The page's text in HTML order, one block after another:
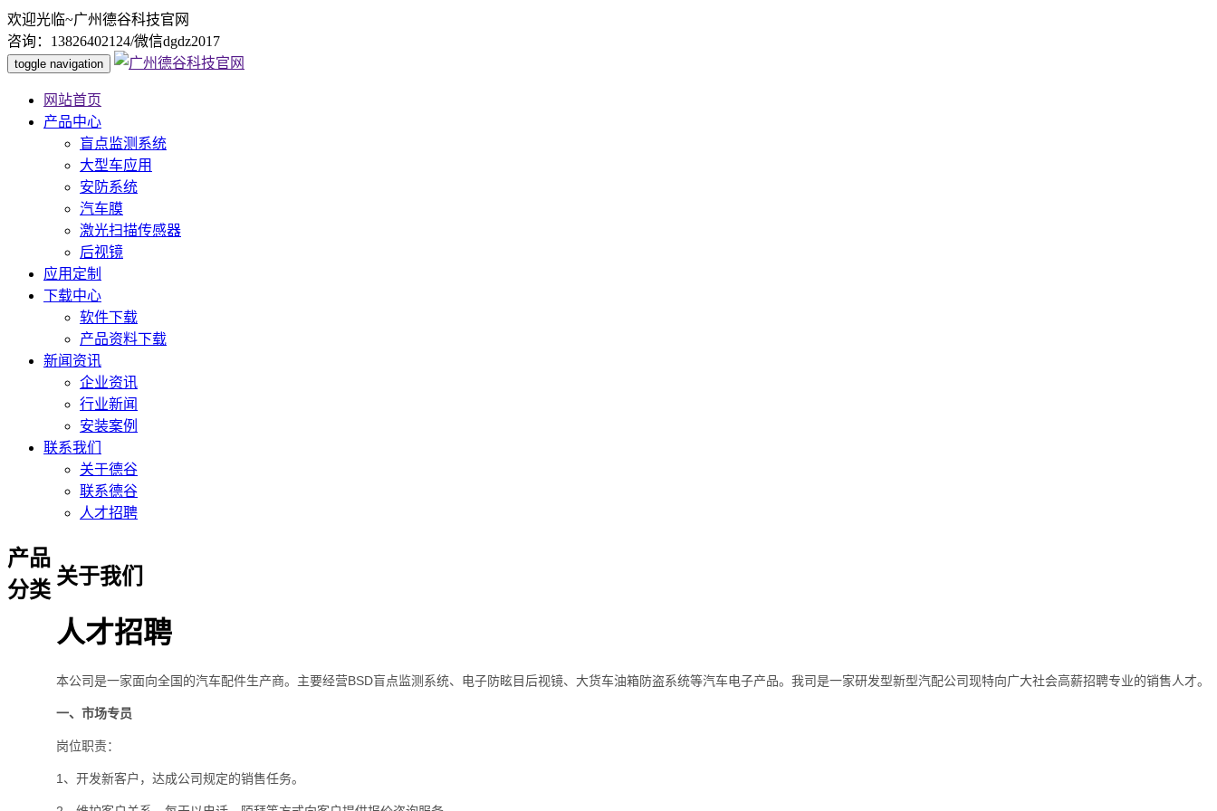
欢迎光临~广州德谷科技官网
咨询：13826402124/微信dgdz2017
toggle navigation
网站首页
产品中心
盲点监测系统
大型车应用
安防系统
汽车膜
激光扫描传感器
后视镜
应用定制
下载中心
软件下载
产品资料下载
新闻资讯
企业资讯
行业新闻
安装案例
联系我们
关于德谷
联系德谷
人才招聘
关于我们
人才招聘
本公司是一家面向全国的汽车配件生产商。主要经营BSD盲点监测系统、电子防眩目后视镜、大货车油箱防盗系统等汽车电子产品。我司是一家研发型新型汽配公司现特向广大社会高薪招聘专业的销售人才。
一、市场专员
岗位职责：
1、开发新客户，达成公司规定的销售任务。
产品
分类